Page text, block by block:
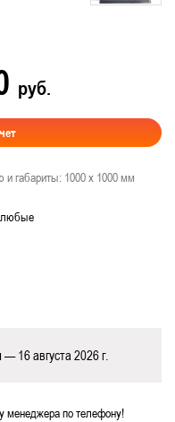
руб.
и габариты: 1000 х 1000 мм
любые
16 августа 2026 г.
менеджера по телефону!